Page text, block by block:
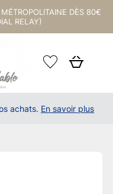
DÈS 80€
RELAY)
achats. En savoir plus